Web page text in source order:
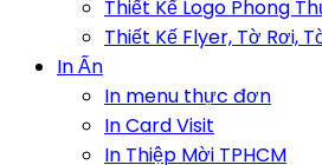
Thiết Kế Logo Phong
Thiết Kế Flyer, Tờ Rơi,
In Ấn
In menu thực đơn
In Card Visit
In Thiệp Mời TPHCM